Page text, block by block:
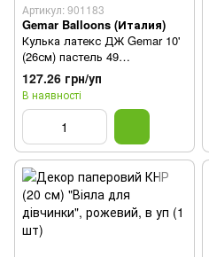
Артикул: 901183
Gemar Balloons (Италия)
Кулька латекс ДЖ Gemar 10'
(26см) пастель 49
лавандовий-синій (100 шт)
127.26 грн/уп
В наявності